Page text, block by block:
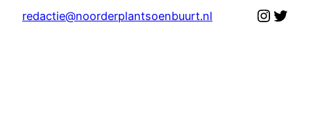
redactie@noorderplantsoenbuurt.nl